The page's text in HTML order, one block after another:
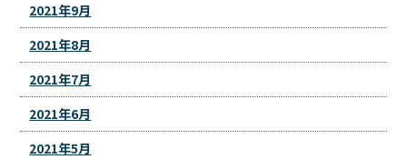
2021年9月
2021年8月
2021年7月
2021年6月
2021年5月